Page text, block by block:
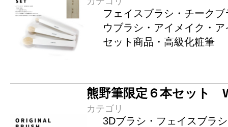
フェイスブラシ・チーク
ウブラシ・アイメイク・
セット商品・高級化粧筆
熊野筆限定６本セット
カテゴリ
3Dブラシ・フェイスブラ